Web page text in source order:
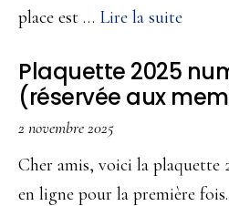
place est … Lire la suiteà
avril
2026
Plaquette 2025
(réservée aux
2 novembre 2025
Cher amis, voici la plaquette
en ligne pour la première